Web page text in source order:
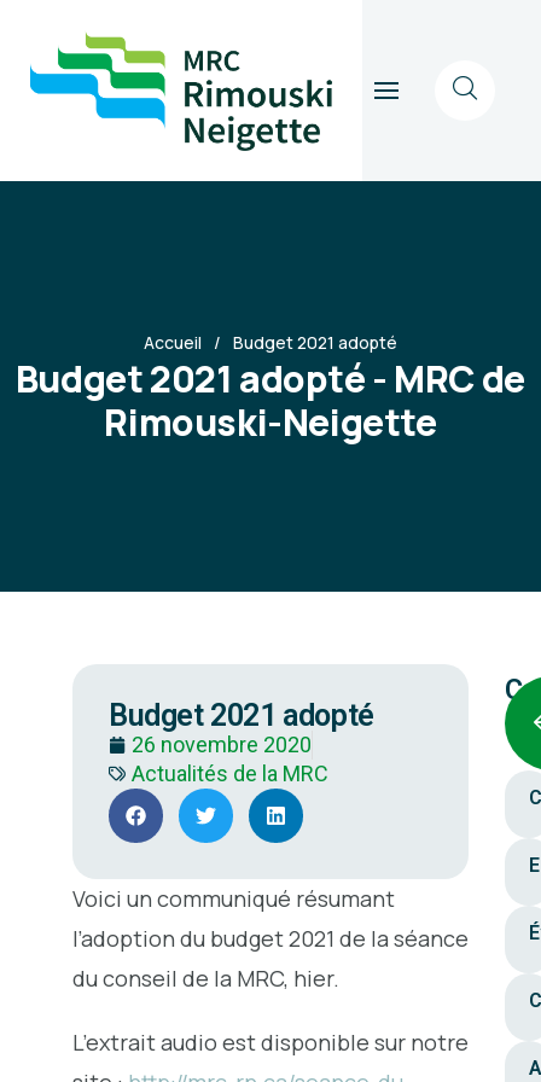
Accueil Budget 2021 adopté
Budget 2021 adopté - MRC de
Rimouski-Neigette
Budget 2021 adopté
26 novembre 2020
Actualités de la MRC
Voici un communiqué résumant
l’adoption du budget 2021 de la séance
du conseil de la MRC, hier.
L’extrait audio est disponible sur notre